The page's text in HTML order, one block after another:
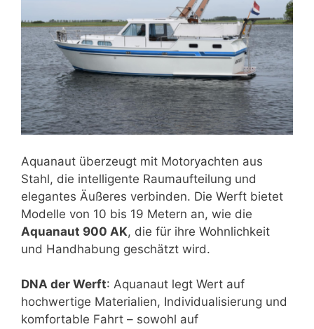
Aquanaut überzeugt mit Motoryachten aus
Stahl, die intelligente Raumaufteilung und
elegantes Äußeres verbinden. Die Werft bietet
Modelle von 10 bis 19 Metern an, wie die
Aquanaut 900 AK, die für ihre Wohnlichkeit
und Handhabung geschätzt wird.
DNA der Werft: Aquanaut legt Wert auf
hochwertige Materialien, Individualisierung und
komfortable Fahrt – sowohl auf